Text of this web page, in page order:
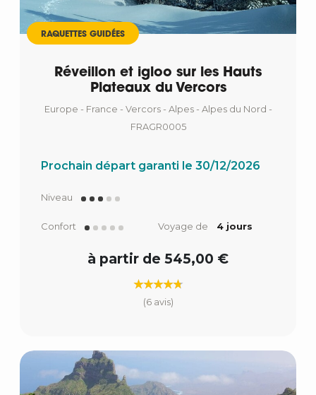
RAQUETTES GUIDÉES
Réveillon et igloo sur les Hauts
Plateaux du Vercors
Europe - France - Vercors - Alpes - Alpes du Nord -
FRAGR0005
Prochain départ garanti le 30/12/2026
Niveau
Confort Voyage de 4 jours
à partir de 545,00 €
(6 avis)